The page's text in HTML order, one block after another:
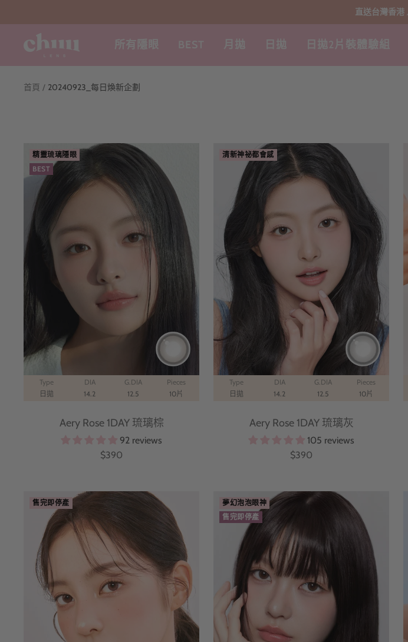
直送台灣香港
所有隱眼 BEST 月拋 日拋 日拋2片裝體驗組
chuu
首頁 20240923_每日煥新企劃
精靈琉璃隱眼
BEST
Type
日拋
DIA
14.2
G.DIA
12.5
Pieces
10片
Aery Rose 1DAY 琉璃棕
92 reviews
特
$390
清新神祕都會感
Type
日拋
DIA
14.2
G.DIA
12.5
Pieces
10片
Aery Rose 1DAY 琉璃灰
105 reviews
特
$390
售完即停產
夢幻泡泡眼神
售完即停產